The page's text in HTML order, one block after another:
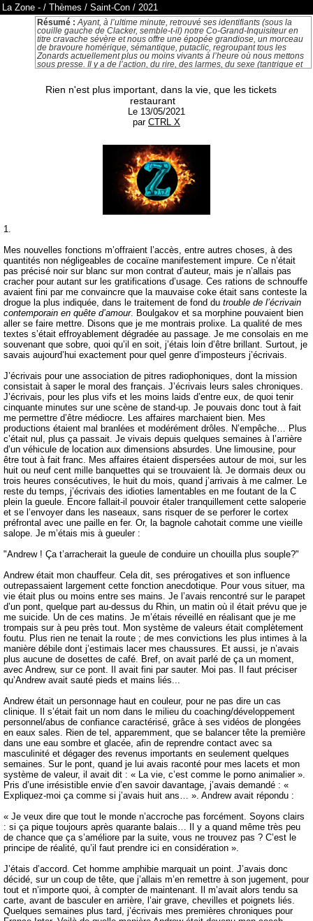
La Zone - / Thèmes / Saint-Con / 2021
Résumé : Ayant, à l’ultime minute, retrouvé ses identifiants (sous la
couille gauche de Clacker, semble-t-il) notre Co-Grand-Inquisiteur en
titre cravache sévère et nous offre une épopée grandiose, un morceau
de bravoure homérique, sémantique, putaclic, regroupant tous les
Zonards actuellement plus ou moins vivants à l’heure où nous mettons
sous presse. Il y a de l’action, du rire, des larmes, du sexe (tantrique et
n’oubliez pas de voter pour moi)
Rien n'est plus important, dans la vie, que les tickets
restaurant
Le 13/05/2021
par CTRL X
1.
Mes nouvelles fonctions m’offraient l’accès, entre autres choses, à des
quantités non négligeables de cocaïne manifestement impure. Ce n’était
pas précisé noir sur blanc sur mon contrat d’auteur, mais je n’allais pas
cracher pour autant sur les gratifications d’usage. Ces rations de schnouffe
avaient fini par me convaincre que la mauvaise coke était sans conteste la
drogue la plus indiquée, dans le traitement de fond du trouble de l’écrivain
contemporain en quête d’amour. Boulgakov et sa morphine pouvaient bien
aller se faire mettre. Disons que je me montrais prolixe. La qualité de mes
textes s’était effroyablement dégradée au passage. Je me consolais en me
souvenant que sobre, quoi qu’il en soit, j’étais loin d’être brillant. Surtout, je
savais aujourd’hui exactement pour quel genre d’imposteurs j’écrivais.
J’écrivais pour une association de pitres radiophoniques, dont la mission
consistait à saper le moral des français. J’écrivais leurs sales chroniques.
J’écrivais, pour les plus vifs et les moins laids d’entre eux, de quoi tenir
cinquante minutes sur une scène de stand-up. Je pouvais donc tout à fait
me permettre d’être médiocre. Les affaires marchaient bien. Mes
productions étaient mal branlées et modérément drôles. N’empêche… Plus
c’était nul, plus ça passait. Je vivais depuis quelques semaines à l’arrière
d’un véhicule de location aux dimensions absurdes. Une limousine, pour
être tout à fait franc. Mes affaires étaient dispersées autour de moi, sur les
huit ou neuf cent mille banquettes qui se trouvaient là. Je dormais deux ou
trois heures consécutives, le huit du mois, quand j’arrivais à me calmer. Le
reste du temps, j’écrivais des idioties lamentables en me foutant de la C
plein la gueule. Encore fallait-il pouvoir étaler tranquillement cette saloperie
et se l’envoyer dans les naseaux, sans risquer de se perforer le cortex
préfrontal avec une paille en fer. Or, la bagnole cahotait comme une vieille
salope. Je m’étais mis à gueuler :
"Andrew ! Ça t’arracherait la gueule de conduire un chouilla plus souple?"
Andrew était mon chauffeur. Cela dit, ses prérogatives et son influence
outrepassaient largement cette fonction anecdotique. Pour vous situer, ma
vie était plus ou moins entre ses mains. Je l’avais rencontré sur le parapet
d’un pont, quelque part au-dessus du Rhin, un matin où il était prévu que je
me suicide. Un de ces matins. Je m’étais réveillé en réalisant que je me
trompais sur à peu près tout. Mon système de valeurs était complètement
foutu. Plus rien ne tenait la route ; de mes convictions les plus intimes à la
manière débile dont j’estimais lacer mes chaussures. Et aussi, je n’avais
plus aucune de dosettes de café. Bref, on avait parlé de ça un moment,
avec Andrew, sur ce pont. Il avait fini par sauter. Moi pas. Il faut préciser
qu’Andrew avait sauté pieds et mains liés...
Andrew était un personnage haut en couleur, pour ne pas dire un cas
clinique. Il s’était fait un nom dans le milieu du coaching/développement
personnel/abus de confiance caractérisé, grâce à ses vidéos de plongées
en eaux sales. Rien de tel, apparemment, que se balancer tête la première
dans une eau sombre et glacée, afin de reprendre contact avec sa
masculinité et dégager des revenus importants en seulement quelques
semaines. Sur le pont, quand je lui avais raconté pour mes lacets et mon
système de valeur, il avait dit : « La vie, c’est comme le porno animalier ».
Pris d’une irrésistible envie d’en savoir davantage, j’avais demandé : «
Expliquez-moi ça comme si j’avais huit ans… ». Andrew avait répondu :
« Je veux dire que tout le monde n’accroche pas forcément. Soyons clairs
: si ça pique toujours après quarante balais… Il y a quand même très peu
de chance que ça s’améliore par la suite, vous ne trouvez pas ? C’est le
principe de réalité, qu’il faut prendre ici en considération ».
J’étais d’accord. Cet homme amphibie marquait un point. J’avais donc
décidé, sur un coup de tête, que j’allais m’en remettre à son jugement, pour
tout et n’importe quoi, à compter de maintenant. Il m’avait alors tendu sa
carte, avant de basculer en arrière, l’air grave, chevilles et poignets liés.
Quelques semaines plus tard, j’écrivais mes premières chroniques pour